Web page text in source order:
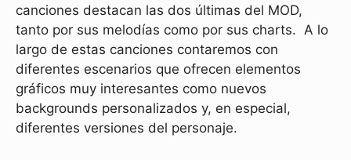
canciones destacan las dos últimas del MOD,
tanto por sus melodías como por sus charts. A lo
largo de estas canciones contaremos con
diferentes escenarios que ofrecen elementos
gráficos muy interesantes como nuevos
backgrounds personalizados y, en especial,
diferentes versiones del personaje.